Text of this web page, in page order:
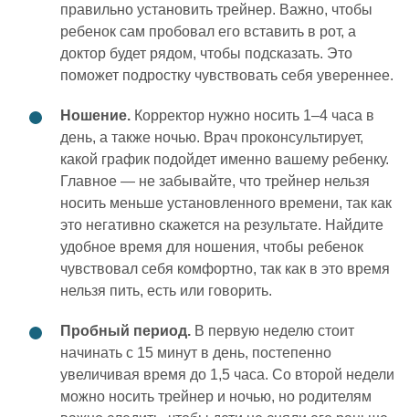
правильно установить трейнер. Важно, чтобы
ребенок сам пробовал его вставить в рот, а
доктор будет рядом, чтобы подсказать. Это
поможет подростку чувствовать себя увереннее.
Ношение. Корректор нужно носить 1–4 часа в
день, а также ночью. Врач проконсультирует,
какой график подойдет именно вашему ребенку.
Главное — не забывайте, что трейнер нельзя
носить меньше установленного времени, так как
это негативно скажется на результате. Найдите
удобное время для ношения, чтобы ребенок
чувствовал себя комфортно, так как в это время
нельзя пить, есть или говорить.
Пробный период. В первую неделю стоит
начинать с 15 минут в день, постепенно
увеличивая время до 1,5 часа. Со второй недели
можно носить трейнер и ночью, но родителям